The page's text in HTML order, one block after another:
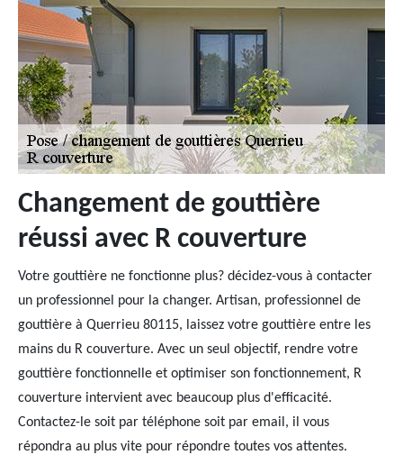
Changement de gouttière
réussi avec R couverture
Votre gouttière ne fonctionne plus? décidez-vous à contacter
un professionnel pour la changer. Artisan, professionnel de
gouttière à Querrieu 80115, laissez votre gouttière entre les
mains du R couverture. Avec un seul objectif, rendre votre
gouttière fonctionnelle et optimiser son fonctionnement, R
couverture intervient avec beaucoup plus d'efficacité.
Contactez-le soit par téléphone soit par email, il vous
répondra au plus vite pour répondre toutes vos attentes.